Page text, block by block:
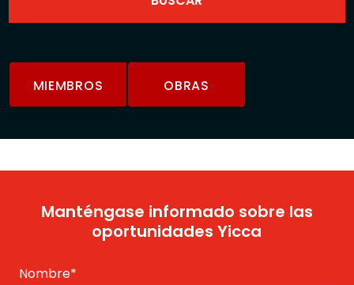
MIEMBROS OBRAS
Manténgase informado sobre las
oportunidades Yicca
Nombre*